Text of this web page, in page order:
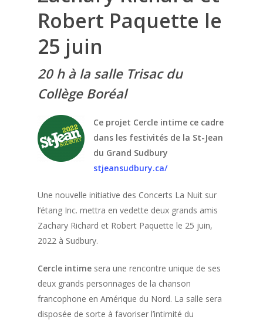
Robert Paquette le
25 juin
20 h à la salle Trisac du
Collège Boréal
Ce projet Cercle intime ce cadre
dans les festivités de la St-Jean
du Grand Sudbury
stjeansudbury.ca/
Une nouvelle initiative des Concerts La Nuit sur
l’étang Inc. mettra en vedette deux grands amis
Zachary Richard et Robert Paquette le 25 juin,
2022 à Sudbury.
Cercle intime sera une rencontre unique de ses
deux grands personnages de la chanson
francophone en Amérique du Nord. La salle sera
disposée de sorte à favoriser l’intimité du